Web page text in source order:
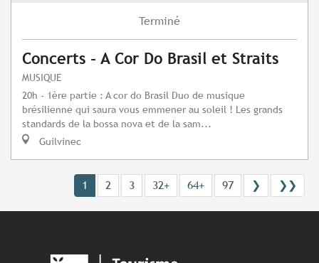
Terminé
Concerts - A Cor Do Brasil et Straits
MUSIQUE
20h - 1ère partie : A cor do Brasil Duo de musique
brésilienne qui saura vous emmener au soleil ! Les grands
standards de la bossa nova et de la sam...
Guilvinec
1 2 3 32+ 64+ 97 ❯ ❯❯